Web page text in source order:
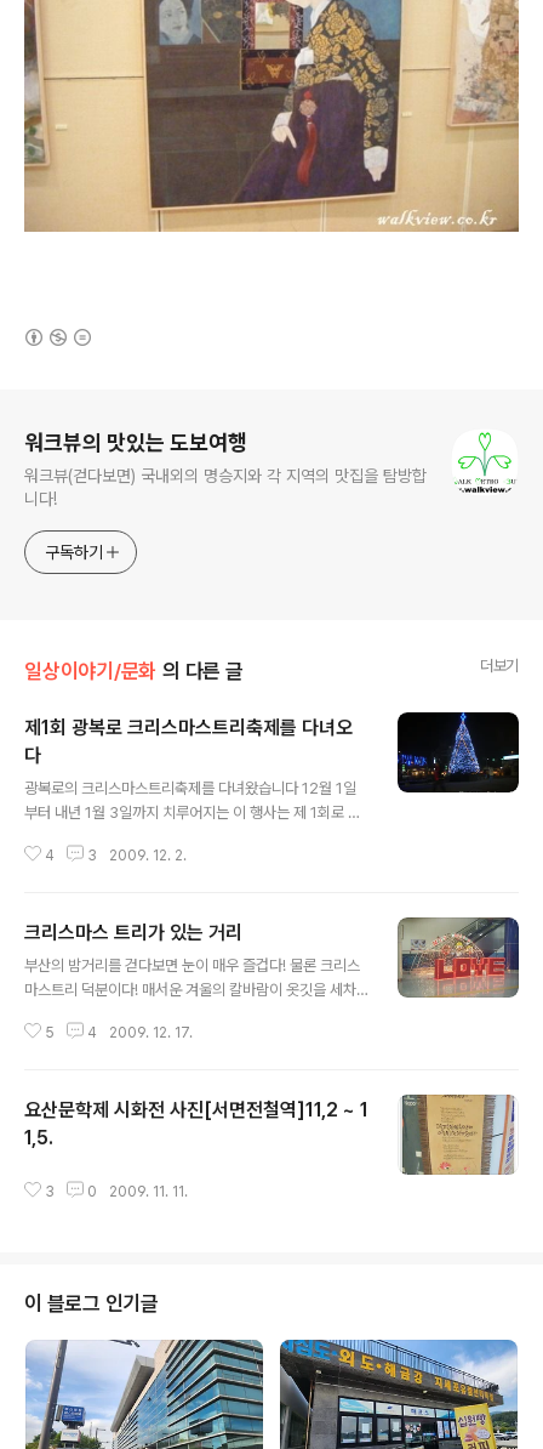
워크뷰의 맛있는 도보여행
워크뷰(걷다보면) 국내외의 명승지와 각 지역의 맛집을 탐방합
니다!
구독하기
일상이야기/문화 의 다른 글 더보기
제1회 광복로 크리스마스트리축제를 다녀오
다
광복로의 크리스마스트리축제를 다녀왔습니다 12월 1일
부터 내년 1월 3일까지 치루어지는 이 행사는 제 1회로 개
인들의 상권활성화에 큰 도움이 될것 같습니다 이미지 출
이렇게 차 없는 거리를 만들고, 그 자리에 크리스마스트리
로 가득 장식한것은 아주 긍정적이라고 봅니다! 이미지 출
처 http://www.btcf.kr/ 광복로입구의 시작을 알리는 크
프사슴을 비롯하여, 트리의 아름다움을 찍기위해 모여든
4 3 2009. 12. 2.
크리스마스 트리가 있는 거리
부산의 밤거리를 걷다보면 눈이 매우 즐겁다! 물론 크리스
마스트리 덕분이다! 매서운 겨울의 칼바람이 옷깃을 세차
를 생각해 본다면 어떨까? 아마 끔찍한 추위의 겨울만이 기
마스 트리 해운대 장산역 위의 거리 덕천지하상가 크리스
마스 트리 덕천지하철역의 크리스마스 트리 유엔로타리에
크리스마스트리
5 4 2009. 12. 17.
요산문학제 시화전 사진[서면전철역]11,2 ~ 1
1,5.
3 0 2009. 11. 11.
이 블로그 인기글